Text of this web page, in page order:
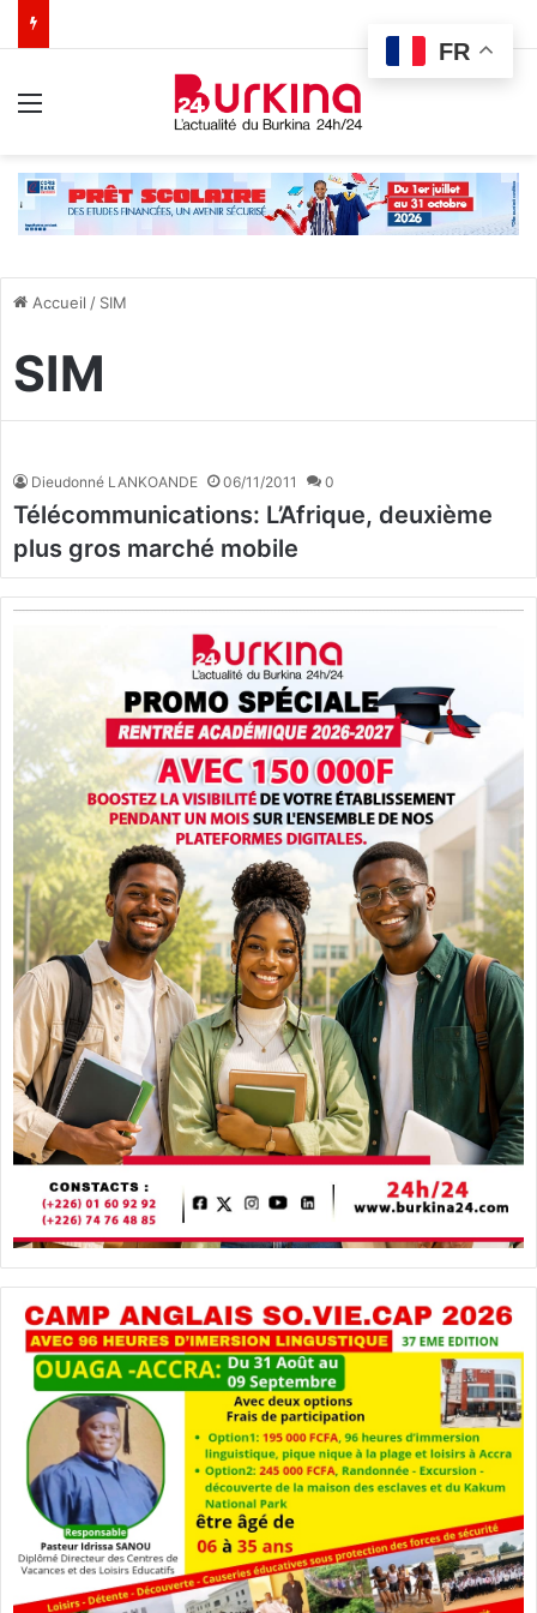
Accueil / SIM
SIM
Dieudonné LANKOANDE 06/11/2011 0
Télécommunications: L’Afrique, deuxième
plus gros marché mobile
FR